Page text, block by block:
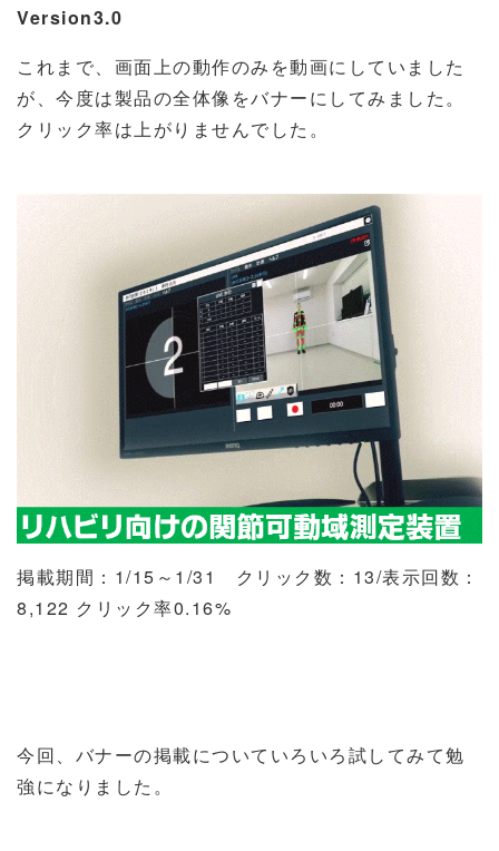
Version3.0
これまで、画面上の動作のみを動画にしていました
が、今度は製品の全体像をバナーにしてみました。
クリック率は上がりませんでした。
掲載期間： 1/15 ～ 1/31 クリック数： 13/表示回数：
8,122 クリック率0.16%
今回、バナーの掲載についていろいろ試してみて勉
強になりました。